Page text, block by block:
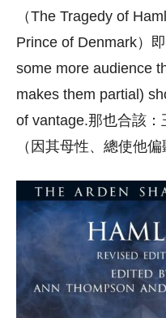
（The Tragedy of
Prince of Denmark）
some more audience
makes them partial)
of vantage.那也合該
（因其母性、總使他偏